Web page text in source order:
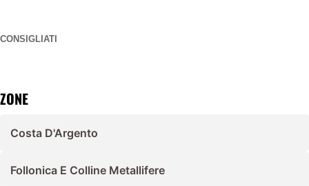
CONSIGLIATI
ZONE
Costa D'Argento
Follonica E Colline Metallifere